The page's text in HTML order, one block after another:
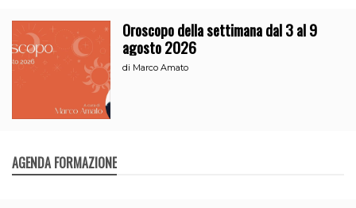
Oroscopo della settimana dal 3 al 9
agosto 2026
di Marco Amato
AGENDA FORMAZIONE